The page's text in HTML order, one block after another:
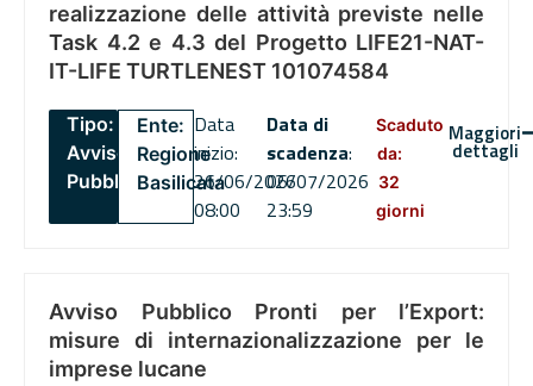
realizzazione delle attività previste nelle
Task 4.2 e 4.3 del Progetto LIFE21-NAT-
IT-LIFE TURTLENEST 101074584
Tipo:
Avviso
Pubblico
Ente:
Regione
Basilicata
Data
inizio:
26/06/2026
08:00
Data di
scadenza:
06/07/2026
23:59
Scaduto
da:
32
giorni
Maggiori
dettagli
Avviso Pubblico Pronti per l’Export:
misure di internazionalizzazione per le
imprese lucane